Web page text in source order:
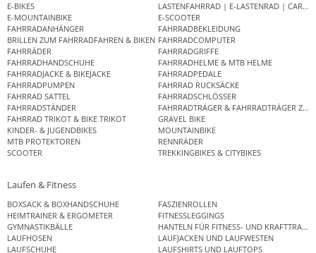
E-BIKES
LASTENFAHRRAD | E-LASTENRAD |
E-MOUNTAINBIKE
E-SCOOTER
FAHRRADANHÄNGER
FAHRRADBEKLEIDUNG
BRILLEN ZUM FAHRRADFAHREN & BIKEN FAHRRADCOMPUTER
FAHRRÄDER
FAHRRADGRIFFE
FAHRRADHANDSCHUHE
FAHRRADHELME & MTB HELME
FAHRRADJACKE & BIKEJACKE
FAHRRADPEDALE
FAHRRADPUMPEN
FAHRRAD RUCKSÄCKE
FAHRRAD SATTEL
FAHRRADSCHLÖSSER
FAHRRADSTÄNDER
FAHRRADTRÄGER & FAHRRADTRÄGER
FAHRRAD TRIKOT & BIKE TRIKOT
GRAVEL BIKE
KINDER- & JUGENDBIKES
MOUNTAINBIKE
MTB PROTEKTOREN
RENNRÄDER
SCOOTER
TREKKINGBIKES & CITYBIKES
Laufen & Fitness
BOXSACK & BOXHANDSCHUHE
FASZIENROLLEN
HEIMTRAINER & ERGOMETER
FITNESSLEGGINGS
GYMNASTIKBÄLLE
HANTELN FÜR FITNESS- UND
LAUFHOSEN
LAUFJACKEN UND LAUFWESTEN
LAUFSCHUHE
LAUFSHIRTS UND LAUFTOPS